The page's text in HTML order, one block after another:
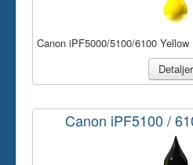
Canon iPF5000/5100/6100 Yellow
Detaljer
Canon iPF5100 /